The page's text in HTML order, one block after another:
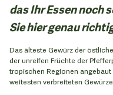
das Ihr Essen noch
Sie hier genau
Das älteste Gewürz der
der unreifen Früchte der
tropischen Regionen
weitesten verbreiteten